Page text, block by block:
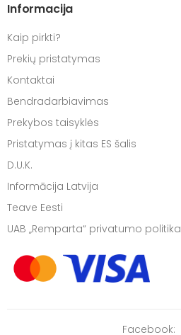
Informacija
Kaip pirkti?
Prekių pristatymas
Kontaktai
Bendradarbiavimas
Prekybos taisyklės
Pristatymas į kitas ES šalis
D.U.K.
Informācija Latvija
Teave Eesti
UAB „Remparta“ privatumo politika
Facebook: